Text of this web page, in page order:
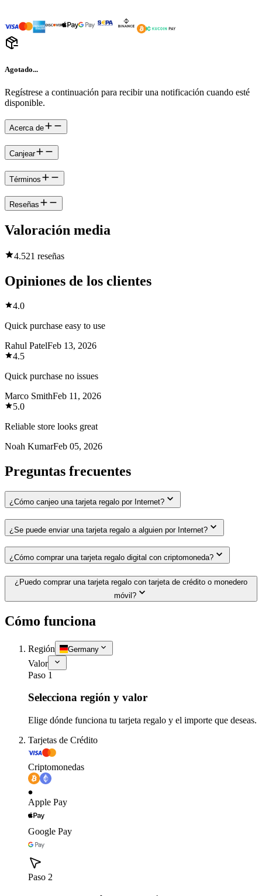
Agotado...
Regístrese a continuación para recibir una notificación cuando esté
disponible.
Acerca de
Canjear
Términos
Reseñas
Valoración media
4.521 reseñas
Opiniones de los clientes
4.0
Quick purchase easy to use
Rahul PatelFeb 13, 2026
4.5
Quick purchase no issues
Marco SmithFeb 11, 2026
5.0
Reliable store looks great
Noah KumarFeb 05, 2026
Preguntas frecuentes
¿Cómo canjeo una tarjeta regalo por Internet?
¿Se puede enviar una tarjeta regalo a alguien por Internet?
¿Cómo comprar una tarjeta regalo digital con criptomoneda?
¿Puedo comprar una tarjeta regalo con tarjeta de crédito o monedero
móvil?
Cómo funciona
Región Germany
Valor
Paso 1
Selecciona región y valor
Elige dónde funciona tu tarjeta regalo y el importe que deseas.
Tarjetas de Crédito
Criptomonedas
Apple Pay
Google Pay
Paso 2